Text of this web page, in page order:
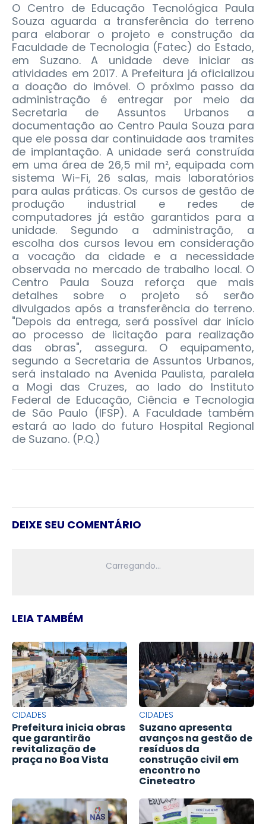
O Centro de Educação Tecnológica Paula
Souza aguarda a transferência do terreno
para elaborar o projeto e construção da
Faculdade de Tecnologia (Fatec) do Estado,
em Suzano.A unidade deve iniciar as
atividades em 2017. A Prefeitura já oficializou
a doação do imóvel. O próximo passo da
administração é entregar por meio da
Secretaria de Assuntos Urbanos a
documentação ao Centro Paula Souza para
que ele possa dar continuidade aos tramites
de implantação. A unidade será construída
em uma área de 26,5 mil m², equipada com
sistema Wi-Fi, 26 salas, mais laboratórios
para aulas práticas. Os cursos de gestão de
produção industrial e redes de
computadores já estão garantidos para a
unidade. Segundo a administração, a
escolha dos cursos levou em consideração
a vocação da cidade e a necessidade
observada no mercado de trabalho local. O
Centro Paula Souza reforça que mais
detalhes sobre o projeto só serão
divulgados após a transferência do terreno.
"Depois da entrega, será possível dar início
ao processo de licitação para realização
das obras", assegura. O equipamento,
segundo a Secretaria de Assuntos Urbanos,
será instalado na Avenida Paulista, paralela
a Mogi das Cruzes, ao lado do Instituto
Federal de Educação, Ciência e Tecnologia
de São Paulo (IFSP). A Faculdade também
estará ao lado do futuro Hospital Regional
de Suzano. (P.Q.)
DEIXE SEU COMENTÁRIO
LEIA TAMBÉM
CIDADES
Prefeitura inicia obras
que garantirão
revitalização de
praça no Boa Vista
CIDADES
Suzano apresenta
avanços na gestão de
resíduos da
construção civil em
encontro no
Cineteatro